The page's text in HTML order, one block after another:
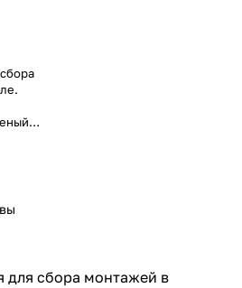
для сбора монтажей в